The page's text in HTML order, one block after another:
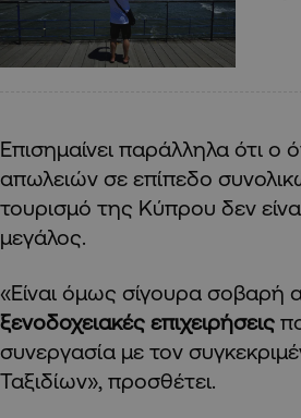
Eπισημαίνει παράλληλα ότι ο
απωλειών σε επίπεδο
τουρισμό της Κύπρου δεν
μεγάλος.
«Είναι όμως σίγουρα σοβαρή
ξενοδοχειακές επιχειρήσεις
συνεργασία με τον
Ταξιδίων», προσθέτει.